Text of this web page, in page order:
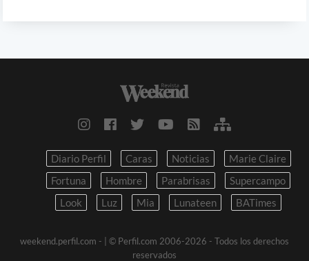
Diario Perfil Caras Noticias
Marie Claire
Fortuna
Hombre Parabrisas
Supercampo
Look
Luz Mia Lunateen BATimes
weekend.perfil.com -
| © Perfil.com 2006-2026 - Todos los derechos
reservados